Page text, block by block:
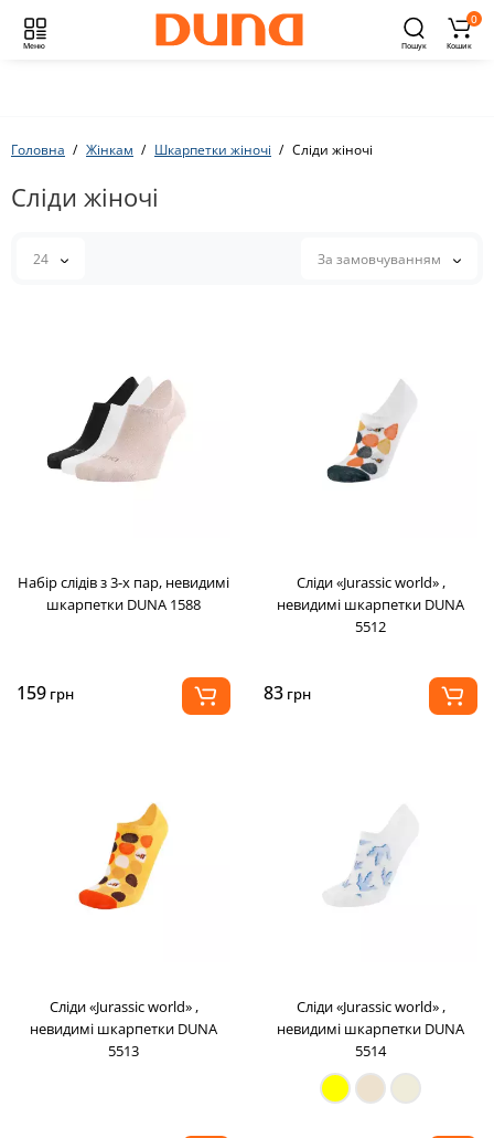
Меню Пошук
0
Кошик
Головна Жінкам Шкарпетки жіночі Сліди жіночі
Сліди жіночі
24 За замовчуванням
Набір слідів з 3-х пар, невидимі
шкарпетки DUNA 1588
159 грн
Сліди «Jurassic world» ,
невидимі шкарпетки DUNA
5512
83 грн
Сліди «Jurassic world» ,
невидимі шкарпетки DUNA
5513
Сліди «Jurassic world» ,
невидимі шкарпетки DUNA
5514